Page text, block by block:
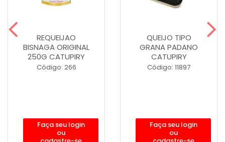
REQUEIJAO
BISNAGA ORIGINAL
250G CATUPIRY
Código: 266
Faça seu login
ou
QUEIJO TIPO
GRANA PADANO
CATUPIRY
Código: 11897
Faça seu login
ou